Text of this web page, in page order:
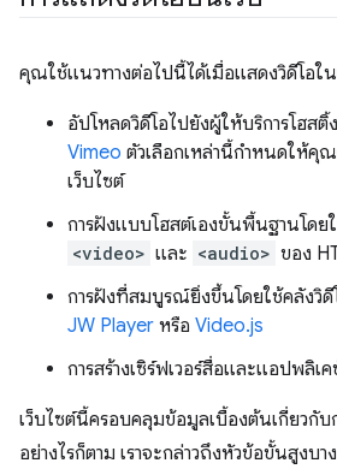
คุณใช้แนวทางต่อไปนี้ได้เมื่อแสดงวิดีโอใน
อัปโหลดวิดีโอไปยังผู้ให้บริการโฮสติ้
Vimeo ตัวเลือกเหล่านี้กำหนดให้คุ
เว็บไซต์
การฝังแบบโฮสต์เองขั้นพื้นฐานโดย
<video> และ <audio> ของ
การฝังที่สมบูรณ์ยิ่งขึ้นโดยใช้คลังวิดี
JW Player หรือ Video.js
การสร้างเซิร์ฟเวอร์สื่อและแอปพลิ
เว็บไซต์นี้ครอบคลุมข้อมูลเบื้องต้นเกี่ยวกับ
อย่างไรก็ตาม เราจะกล่าวถึงหัวข้อขั้นสูงบ